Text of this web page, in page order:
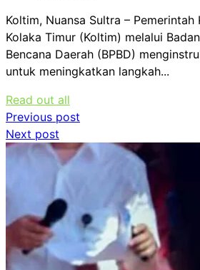
Koltim, Nuansa Sultra – Pemerintah
Kolaka Timur (Koltim) melalui
Bencana Daerah (BPBD)
untuk meningkatkan langkah...
Read out all
Navigasi
pos
Previous post
Next post